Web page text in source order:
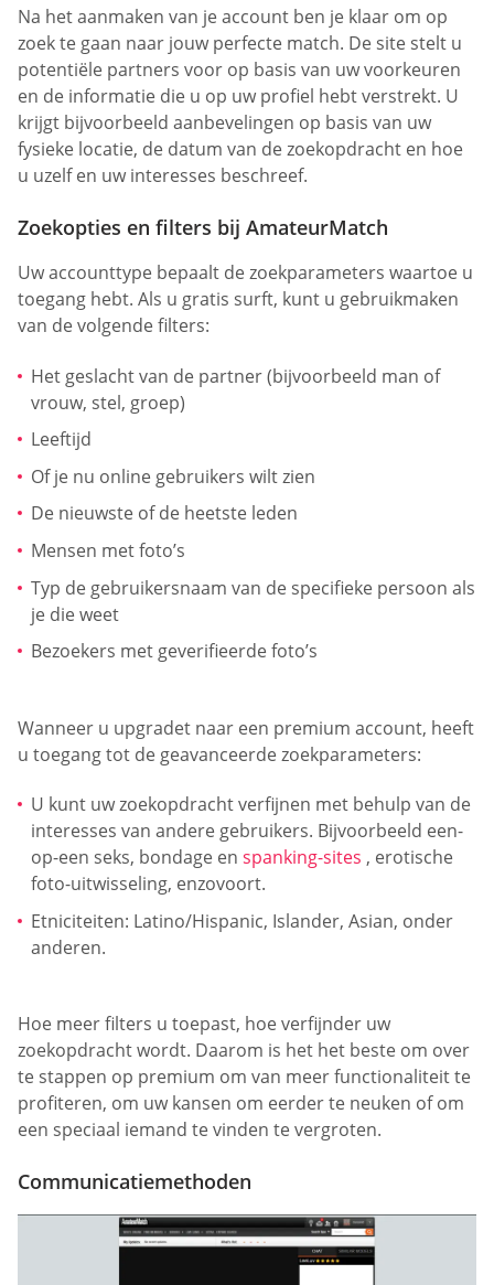
Na het aanmaken van je account ben je klaar om op
zoek te gaan naar jouw perfecte match. De site stelt u
potentiële partners voor op basis van uw voorkeuren
en de informatie die u op uw profiel hebt verstrekt. U
krijgt bijvoorbeeld aanbevelingen op basis van uw
fysieke locatie, de datum van de zoekopdracht en hoe
u uzelf en uw interesses beschreef.
Zoekopties en filters bij AmateurMatch
Uw accounttype bepaalt de zoekparameters waartoe u
toegang hebt. Als u gratis surft, kunt u gebruikmaken
van de volgende filters:
Het geslacht van de partner (bijvoorbeeld man of
vrouw, stel, groep)
Leeftijd
Of je nu online gebruikers wilt zien
De nieuwste of de heetste leden
Mensen met foto’s
Typ de gebruikersnaam van de specifieke persoon als
je die weet
Bezoekers met geverifieerde foto’s
Wanneer u upgradet naar een premium account, heeft
u toegang tot de geavanceerde zoekparameters:
U kunt uw zoekopdracht verfijnen met behulp van de
interesses van andere gebruikers. Bijvoorbeeld een-
op-een seks, bondage en spanking-sites , erotische
foto-uitwisseling, enzovoort.
Etniciteiten: Latino/Hispanic, Islander, Asian, onder
anderen.
Hoe meer filters u toepast, hoe verfijnder uw
zoekopdracht wordt. Daarom is het het beste om over
te stappen op premium om van meer functionaliteit te
profiteren, om uw kansen om eerder te neuken of om
een speciaal iemand te vinden te vergroten.
Communicatiemethoden